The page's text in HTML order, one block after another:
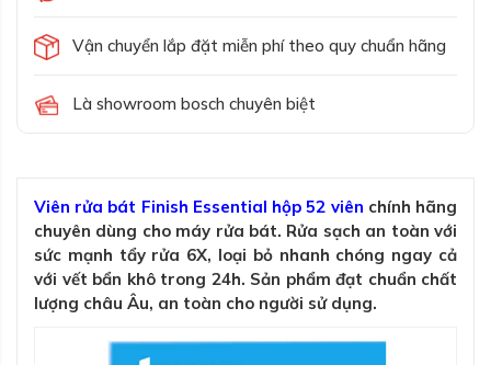
Vận chuyển lắp đặt miễn phí theo quy chuẩn hãng
Là showroom bosch chuyên biệt
Viên rửa bát Finish Essential hộp 52 viên chính hãng
chuyên dùng cho máy rửa bát. Rửa sạch an toàn với
sức mạnh tẩy rửa 6X, loại bỏ nhanh chóng ngay cả
với vết bẩn khô trong 24h. Sản phẩm đạt chuẩn chất
lượng châu Âu, an toàn cho người sử dụng.